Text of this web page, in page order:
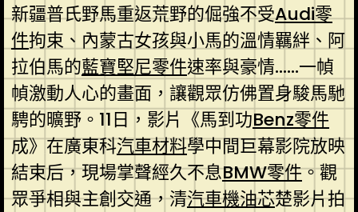
新疆普氏野馬重返荒野的倔強不受Audi零
件拘束、內蒙古女孩與小馬的溫情羈絆、阿
拉伯馬的藍寶堅尼零件速率與豪情……一幀
幀激動人心的畫面，讓觀眾仿佛置身駿馬馳
騁的曠野。11日，影片《馬到功Benz零件
成》在廣東科汽車材料學中間巨幕影院放映
結束后，現場掌聲經久不息BMW零件。觀
眾爭相與主創交通，清汽車機油芯楚影片拍